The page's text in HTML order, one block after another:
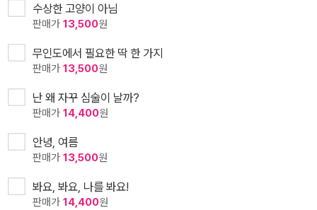
수상한 고양이 아님
판매가 13,500원
무인도에서 필요한 딱 한 가지
판매가 13,500원
난 왜 자꾸 심술이 날까?
판매가 14,400원
안녕, 여름
판매가 13,500원
봐요, 봐요, 나를 봐요!
판매가 14,400원